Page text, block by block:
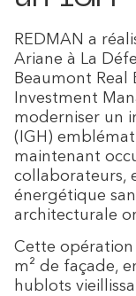
REDMAN a
Ariane à La
Beaumont
Investment
moderniser un
(IGH)
maintenant
collaborateurs,
énergétique
architecturale
Cette opération
m² de façade,
hublots